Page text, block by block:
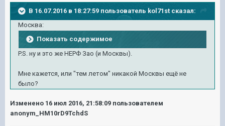
В 16.07.2016 в 18:27:59 пользователь kol71st сказал:
Москва:
Показать содержимое
P.S. ну и это же НЕРФ Зао (и Москвы).
Мне кажется, или "тем летом" никакой Москвы ещё не
было?
Изменено 16 июл 2016, 21:58:09 пользователем
anonym_HM10rD9TchdS